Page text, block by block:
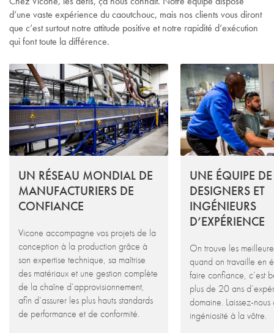
d’une vaste expérience du caoutchouc, mais nos clients vous diront
que c’est surtout notre attitude positive et notre rapidité d’exécution
qui font toute la différence.
UN RÉSEAU MONDIAL DE
MANUFACTURIERS DE
CONFIANCE
Vicone accompagne vos projets de la
conception à la production grâce à
son expertise technique, sa maîtrise
des matériaux et une gestion complète
de la chaîne d’approvisionnement,
afin d’assurer les plus hauts standards
de performance et de conformité.
UNE ÉQUIPE DE
DESIGNERS ET
INGÉNIEURS
D’EXPÉRIENCE
On trouve les
quand on travaille en
faire confiance, c’est
plus de 20 ans
domaine. Laissez-
ingéniosité à la vôtre.